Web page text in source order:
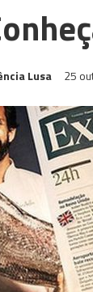
Lusa 25